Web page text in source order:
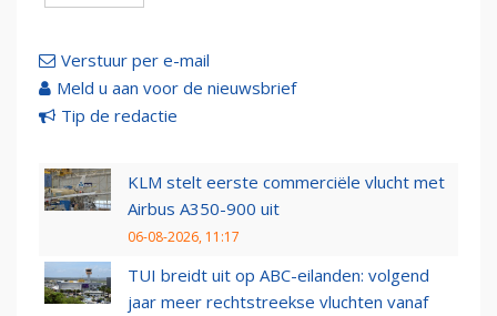
Verstuur per e-mail
Meld u aan voor de nieuwsbrief
Tip de redactie
KLM stelt eerste commerciële vlucht met
Airbus A350-900 uit
06-08-2026, 11:17
TUI breidt uit op ABC-eilanden: volgend
jaar meer rechtstreekse vluchten vanaf